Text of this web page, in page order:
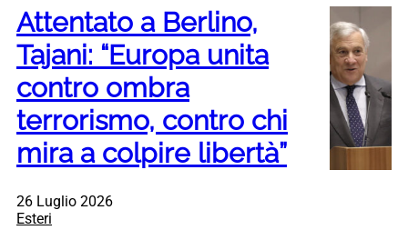
Attentato a Berlino,
Tajani: “Europa unita
contro ombra
terrorismo, contro chi
mira a colpire libertà”
26 Luglio 2026
Esteri